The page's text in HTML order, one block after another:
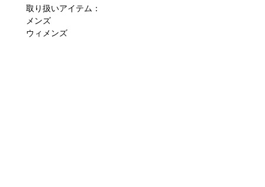
取り扱いアイテム：
メンズ
ウィメンズ